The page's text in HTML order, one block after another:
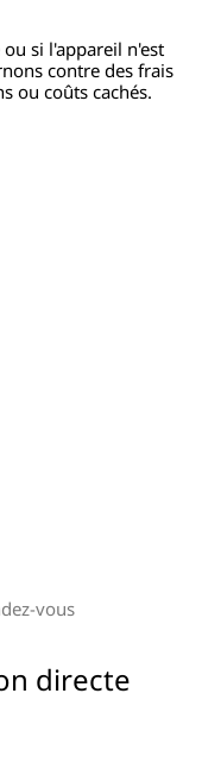
si l'appareil n'est
contre des frais
ou coûts cachés.
vous
directe